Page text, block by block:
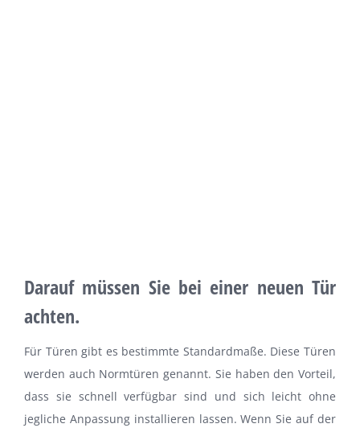
Darauf müssen Sie bei einer neuen Tür
achten.
Für Türen gibt es bestimmte Standardmaße. Diese Türen
werden auch Normtüren genannt. Sie haben den Vorteil,
dass sie schnell verfügbar sind und sich leicht ohne
jegliche Anpassung installieren lassen. Wenn Sie auf der